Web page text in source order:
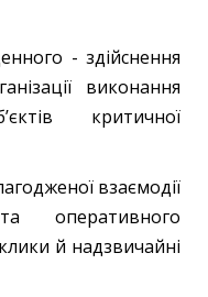
- здійснення
виконання
критичної
взаємодії
оперативного
й надзвичайні